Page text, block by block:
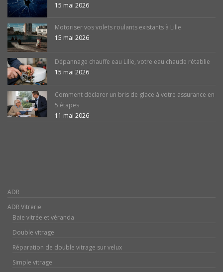
15 mai 2026
Motoriser vos volets roulants existants à Lille
15 mai 2026
Dépannage chauffe eau Lille, votre eau chaude rétablie
15 mai 2026
Comment déclarer un bris de glace à votre assurance en
5 étapes
11 mai 2026
ADR
ADR Vitrerie
Baie vitrée et véranda
Double vitrage
Réparation de double vitrage sur velux
Simple vitrage